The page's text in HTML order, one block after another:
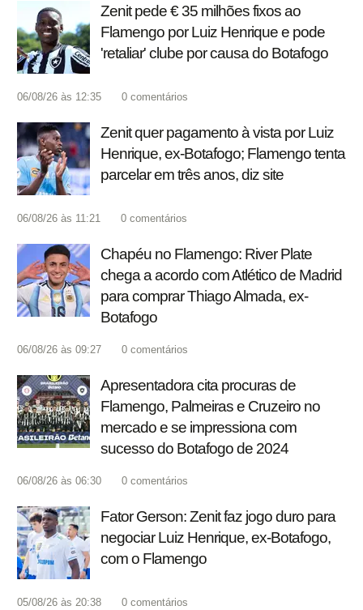
Zenit pede € 35 milhões fixos ao
Flamengo por Luiz Henrique e pode
'retaliar' clube por causa do Botafogo
06/08/26 às 12:35 0 comentários
Zenit quer pagamento à vista por Luiz
Henrique, ex-Botafogo; Flamengo tenta
parcelar em três anos, diz site
06/08/26 às 11:21 0 comentários
Chapéu no Flamengo: River Plate
chega a acordo com Atlético de Madrid
para comprar Thiago Almada, ex-
Botafogo
06/08/26 às 09:27 0 comentários
Apresentadora cita procuras de
Flamengo, Palmeiras e Cruzeiro no
mercado e se impressiona com
sucesso do Botafogo de 2024
06/08/26 às 06:30 0 comentários
Fator Gerson: Zenit faz jogo duro para
negociar Luiz Henrique, ex-Botafogo,
com o Flamengo
05/08/26 às 20:38 0 comentários